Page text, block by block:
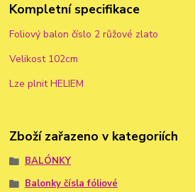
Kompletní specifikace
Foliový balon číslo 2 růžové zlato
Velikost 102cm
Lze plnit HELIEM
Zboží zařazeno v kategoriích
BALÓNKY
Balonky čísla fóliové